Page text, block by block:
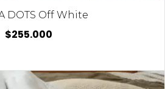
DOTS Off White
$255.000